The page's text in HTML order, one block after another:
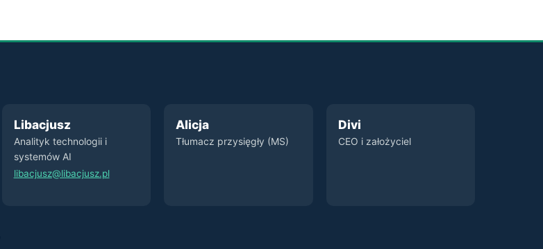
Libacjusz
Analityk technologii i
systemów AI
libacjusz@libacjusz.pl
Alicja
Tłumacz przysięgły (MS)
Divi
CEO i założyciel